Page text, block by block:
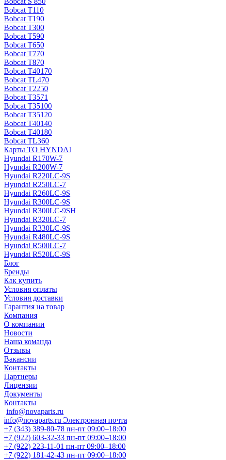
Bobcat T110
Bobcat T190
Bobcat T300
Bobcat T590
Bobcat T650
Bobcat T770
Bobcat T870
Bobcat T40170
Bobcat TL470
Bobcat Т2250
Bobcat Т3571
Bobcat Т35100
Bobcat Т35120
Bobcat Т40140
Bobcat Т40180
Bobcat ТL360
Карты ТО HYNDAI
Hyundai R170W-7
Hyundai R200W-7
Hyundai R220LC-9S
Hyundai R250LC-7
Hyundai R260LC-9S
Hyundai R300LC-9S
Hyundai R300LC-9SH
Hyundai R320LC-7
Hyundai R330LC-9S
Hyundai R480LC-9S
Hyundai R500LC-7
Hyundai R520LC-9S
Блог
Бренды
Как купить
Условия оплаты
Условия доставки
Гарантия на товар
Компания
О компании
Новости
Наша команда
Отзывы
Вакансии
Контакты
Партнеры
Лицензии
Документы
Контакты
info@novaparts.ru
info@novaparts.ru Электронная почта
+7 (343) 389-80-78 пн-пт 09:00–18:00
+7 (922) 603-32-33 пн-пт 09:00–18:00
+7 (922) 223-11-01 пн-пт 09:00–18:00
+7 (922) 181-42-43 пн-пт 09:00–18:00